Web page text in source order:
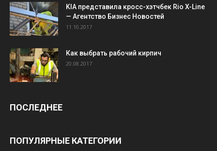
KIA представила кросс-хэтчбек Rio X-Line
— Агентство Бизнес Новостей
11.10.2017
Как выбрать рабочий кирпич
20.08.2017
ПОСЛЕДНЕЕ
ПОПУЛЯРНЫЕ КАТЕГОРИИ